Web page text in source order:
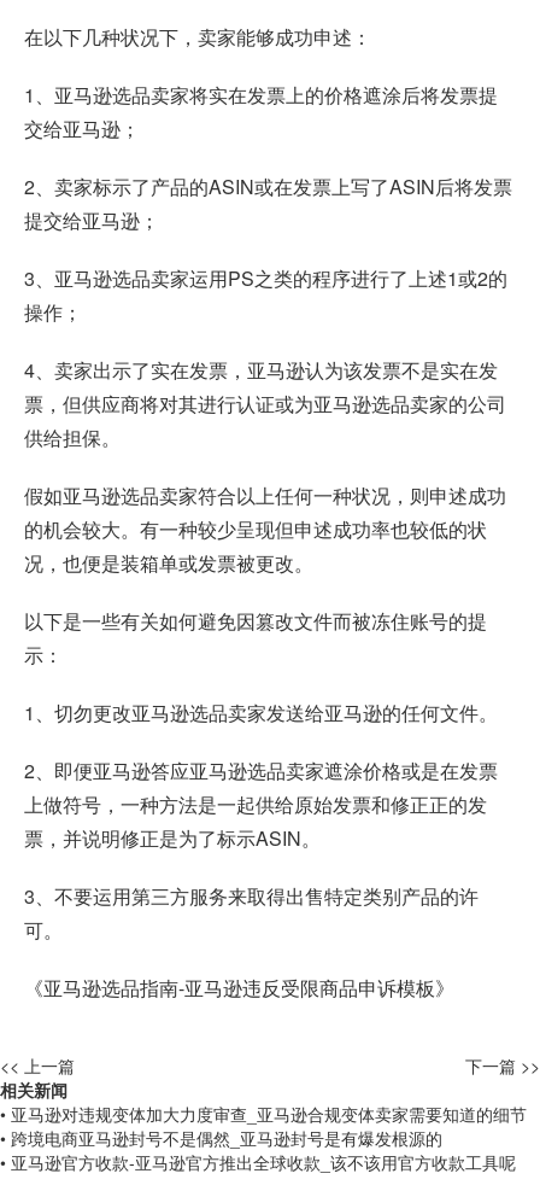
在以下几种状况下，卖家能够成功申述：
1、亚马逊选品卖家将实在发票上的价格遮涂后将发票提
交给亚马逊；
2、卖家标示了产品的ASIN或在发票上写了ASIN后将发票
提交给亚马逊；
3、亚马逊选品卖家运用PS之类的程序进行了上述1或2的
操作；
4、卖家出示了实在发票，亚马逊认为该发票不是实在发
票，但供应商将对其进行认证或为亚马逊选品卖家的公司
供给担保。
假如亚马逊选品卖家符合以上任何一种状况，则申述成功
的机会较大。有一种较少呈现但申述成功率也较低的状
况，也便是装箱单或发票被更改。
以下是一些有关如何避免因篡改文件而被冻住账号的提
示：
1、切勿更改亚马逊选品卖家发送给亚马逊的任何文件。
2、即便亚马逊答应亚马逊选品卖家遮涂价格或是在发票
上做符号，一种方法是一起供给原始发票和修正正的发
票，并说明修正是为了标示ASIN。
3、不要运用第三方服务来取得出售特定类别产品的许
可。
《亚马逊选品指南-亚马逊违反受限商品申诉模板》
<< 上一篇
下一篇 >>
相关新闻
• 亚马逊对违规变体加大力度审查_亚马逊合规变体卖家需要知道的细节
• 跨境电商亚马逊封号不是偶然_亚马逊封号是有爆发根源的
• 亚马逊官方收款-亚马逊官方推出全球收款_该不该用官方收款工具呢